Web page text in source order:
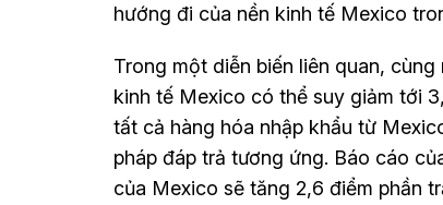
hướng đi của nền kinh tế Mexico
Trong một diễn biến liên quan,
kinh tế Mexico có thể suy giảm tới
tất cả hàng hóa nhập khẩu từ
pháp đáp trả tương ứng. Báo cáo
của Mexico sẽ tăng 2,6 điểm phần